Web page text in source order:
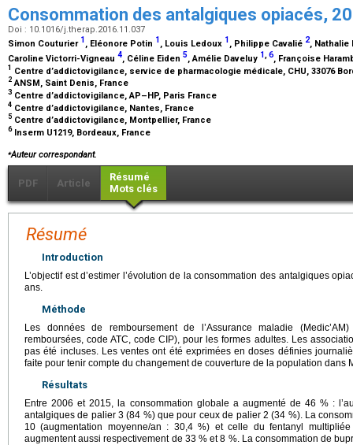
Consommation des antalgiques opiacés,
Doi : 10.1016/j.therap.2016.11.037
Simon Couturier 1 , Eléonore Potin 1 , Louis Ledoux 1 , Philippe Cavalié 2, Nathalie
Caroline Victorri-Vigneau 4, Céline Eiden 5, Amélie Daveluy 1 6, Françoise
1 Centre d’addictovigilance, service de pharmacologie médicale, CHU, 33076
2 ANSM, Saint Denis, France
3 Centre d’addictovigilance, AP–HP, Paris France
4 Centre d’addictovigilance, Nantes, France
5 Centre d’addictovigilance, Montpellier, France
6Inserm U1219, Bordeaux, France
⁎Auteur correspondant.
PDF Article
Résumé
Mots clés
Résumé
Introduction
L’objectif est d’estimer l’évolution de la consommation des antalgiques
ans.
Méthode
Les données de remboursement de l’Assurance maladie
remboursées, code ATC, code CIP), pour les formes adultes. Les
pas été incluses. Les ventes ont été exprimées en doses définies
faite pour tenir compte du changement de couverture de la population dans
Résultats
Entre 2006 et 2015, la consommation globale a augmenté de 46 % :
antalgiques de palier 3 (84 %) que pour ceux de palier 2 (34 %). La
10 (augmentation moyenne/an : 30,4 %) et celle du fentanyl
augmentent aussi respectivement de 33 % et 8 %. La consommation de